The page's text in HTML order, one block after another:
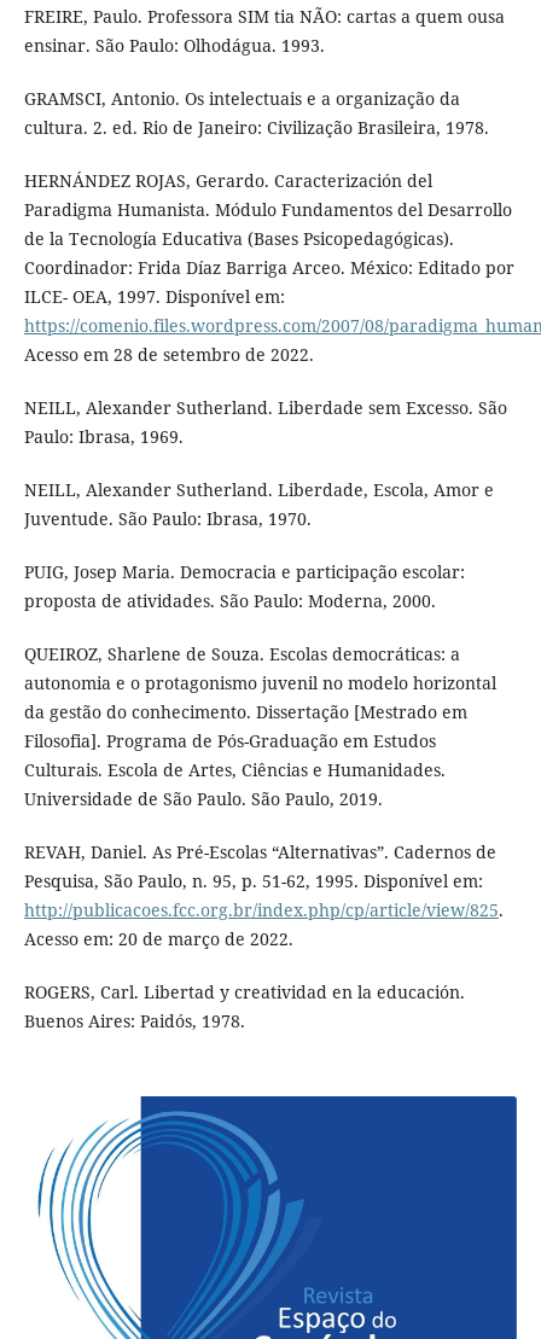
FREIRE, Paulo. Professora SIM tia NÃO: cartas a quem ousa
ensinar. São Paulo: Olhodágua. 1993.
GRAMSCI, Antonio. Os intelectuais e a organização da
cultura. 2. ed. Rio de Janeiro: Civilização Brasileira, 1978.
HERNÁNDEZ ROJAS, Gerardo. Caracterización del
Paradigma Humanista. Módulo Fundamentos del Desarrollo
de la Tecnología Educativa (Bases Psicopedagógicas).
Coordinador: Frida Díaz Barriga Arceo. México: Editado por
ILCE- OEA, 1997. Disponível em:
https://comenio.files.wordpress.com/2007/08/
Acesso em 28 de setembro de 2022.
NEILL, Alexander Sutherland. Liberdade sem Excesso. São
Paulo: Ibrasa, 1969.
NEILL, Alexander Sutherland. Liberdade, Escola, Amor e
Juventude. São Paulo: Ibrasa, 1970.
PUIG, Josep Maria. Democracia e participação escolar:
proposta de atividades. São Paulo: Moderna, 2000.
QUEIROZ, Sharlene de Souza. Escolas democráticas: a
autonomia e o protagonismo juvenil no modelo horizontal
da gestão do conhecimento. Dissertação [Mestrado em
Filosofia]. Programa de Pós-Graduação em Estudos
Culturais. Escola de Artes, Ciências e Humanidades.
Universidade de São Paulo. São Paulo, 2019.
REVAH, Daniel. As Pré-Escolas “Alternativas”. Cadernos de
Pesquisa, São Paulo, n. 95, p. 51-62, 1995. Disponível em:
http://publicacoes.fcc.org.br/index.php/cp/article/view/825.
Acesso em: 20 de março de 2022.
ROGERS, Carl. Libertad y creatividad en la educación.
Buenos Aires: Paidós, 1978.